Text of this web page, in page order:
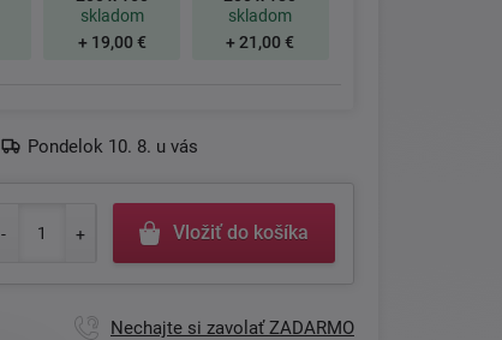
skladom
+ 19,00 €
skladom
+ 21,00 €
Pondelok 10. 8. u vás
Vložiť do košíka
Nechajte si zavolať ZADARMO